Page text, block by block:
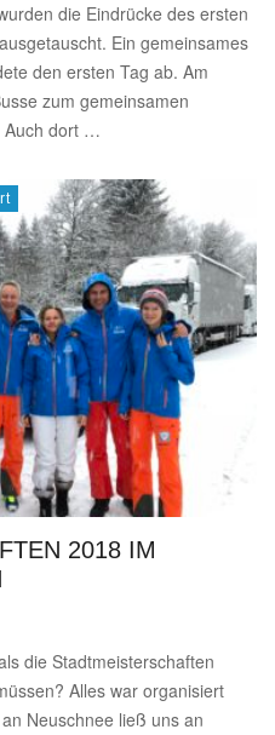
die Eindrücke des ersten
Ein gemeinsames
den ersten Tag ab. Am
zum gemeinsamen
Auch dort …
2018 IM
die Stadtmeisterschaften
Alles war organisiert
Neuschnee ließ uns an